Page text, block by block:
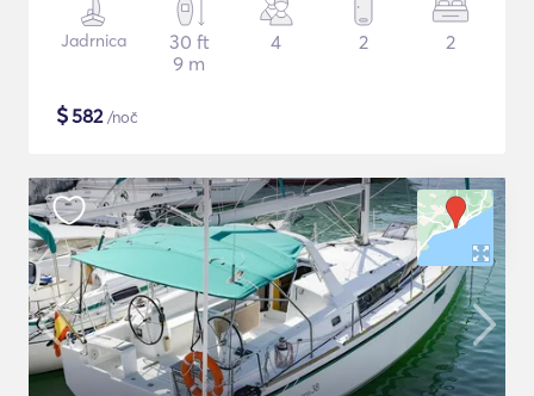
Jadrnica
30 ft
9 m
4 2 2
$582/noč